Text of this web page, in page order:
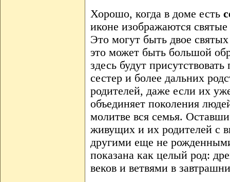
Хорошо, когда в доме есть
иконе изображаются
Это могут быть двое
это может быть большой
здесь будут
сестер и более дальних
родителей, даже если их
объединяет поколения
молитве вся семья.
живущих и их родителей с
другими еще не
показана как целый род:
веков и ветвями в